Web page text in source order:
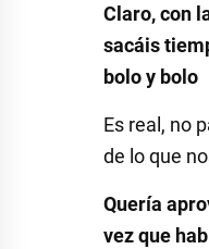
Claro, con
sacáis
bolo y bolo
Es real, no
de lo que
Quería
vez que